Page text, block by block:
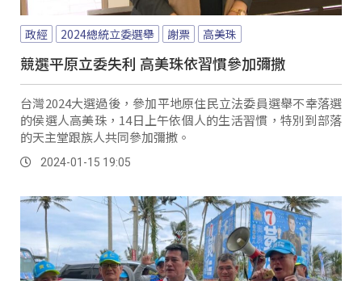
政經 2024總統立委選舉 謝票 高美珠
競選平原立委失利 高美珠依習慣參加彌撒
台灣2024大選過後，參加平地原住民立法委員選舉不幸落選
的侯選人高美珠，14日上午依個人的生活習慣，特別到部落
的天主堂跟族人共同參加彌撒。
2024-01-15 19:05